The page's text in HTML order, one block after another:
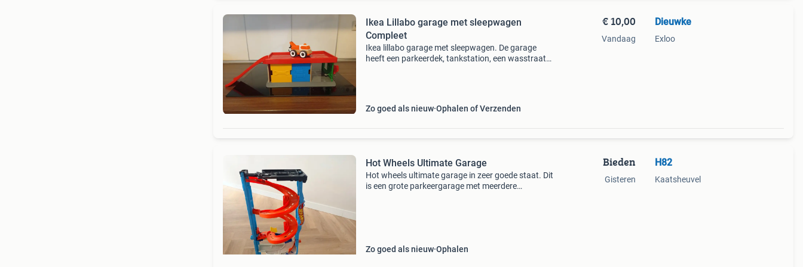
Ikea Lillabo garage met sleepwagen
Compleet
Ikea lillabo garage met sleepwagen. De garage
heeft een parkeerdek, tankstation, een wasstraat
Zo goed als nieuw Ophalen of Verzenden
€ 10,00
Vandaag
Dieuwke
Exloo
Hot Wheels Ultimate Garage
Hot wheels ultimate garage in zeer goede staat. Dit
is een grote parkeergarage met meerdere
Zo goed als nieuw Ophalen
Bieden
Gisteren
H82
Kaatsheuvel